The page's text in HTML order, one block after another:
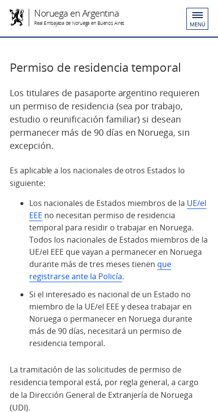
Noruega en Argentina
Real Embajada de Noruega en Buenos Aires MENÚ
Permiso de residencia temporal
Los titulares de pasaporte argentino requieren
un permiso de residencia (sea por trabajo,
estudio o reunificación familiar) si desean
permanecer más de 90 días en Noruega, sin
excepción.
Es aplicable a los nacionales de otros Estados lo
siguiente:
Los nacionales de Estados miembros de la UE/el
EEE no necesitan permiso de residencia
temporal para residir o trabajar en Noruega.
Todos los nacionales de Estados miembros de la
UE/el EEE que vayan a permanecer en Noruega
durante más de tres meses tienen que
registrarse ante la Policía.
Si el interesado es nacional de un Estado no
miembro de la UE/el EEE y desea trabajar en
Noruega o permanecer en Noruega durante
más de 90 días, necesitará un permiso de
residencia temporal.
La tramitación de las solicitudes de permiso de
residencia temporal está, por regla general, a cargo
de la Dirección General de Extranjería de Noruega
(UDI).